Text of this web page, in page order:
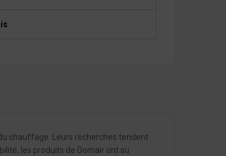
chauffage. Leurs recherches tendent
les produits de Domair ont su